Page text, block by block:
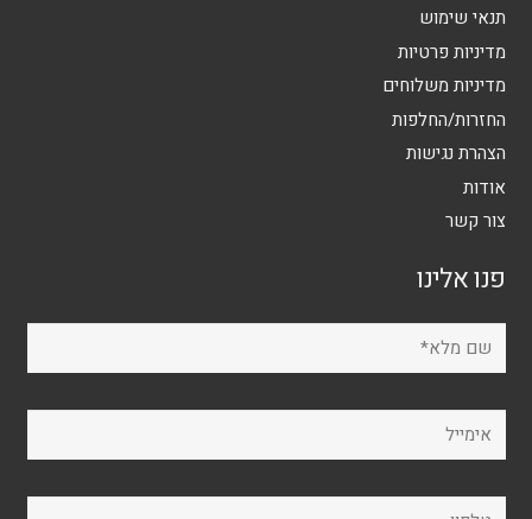
תנאי שימוש
מדיניות פרטיות
מדיניות משלוחים
החזרות/החלפות
הצהרת נגישות
אודות
צור קשר
פנו אלינו